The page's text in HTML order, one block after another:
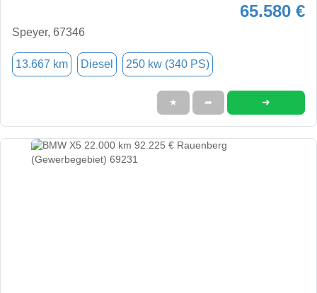
65.580 €
Speyer, 67346
13.667 km Diesel 250 kw (340 PS)
★ ➦ ➜